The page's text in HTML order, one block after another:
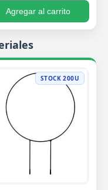
Agregar al carrito
STOCK 200U